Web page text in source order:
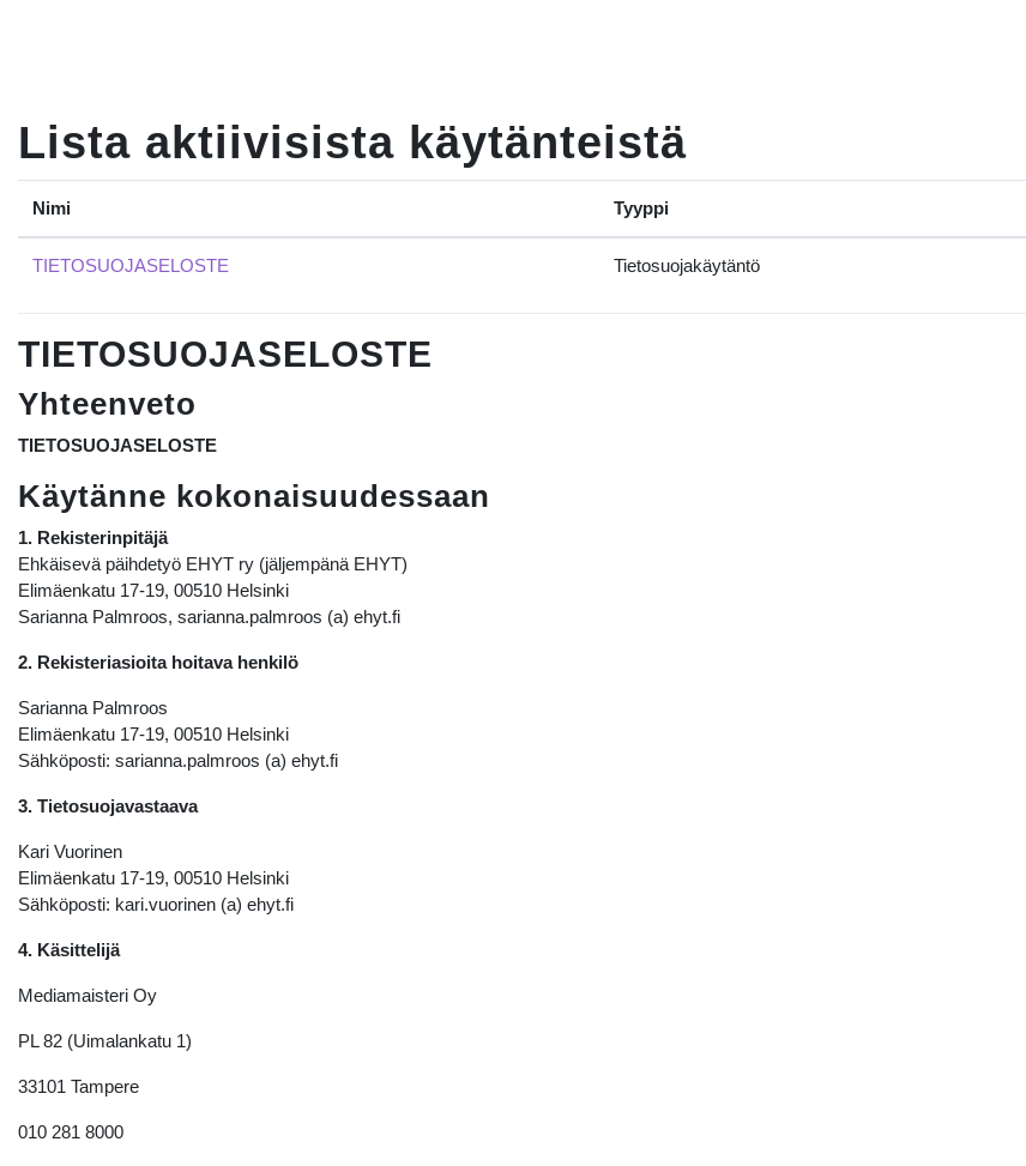
Lista aktiivisista käytänteistä
Nimi Tyyppi
TIETOSUOJASELOSTE Tietosuojakäytäntö
TIETOSUOJASELOSTE
Yhteenveto
TIETOSUOJASELOSTE
Käytänne kokonaisuudessaan
1. Rekisterinpitäjä
Ehkäisevä päihdetyö EHYT ry (jäljempänä EHYT)
Elimäenkatu 17-19, 00510 Helsinki
Sarianna Palmroos, sarianna.palmroos (a) ehyt.fi
2. Rekisteriasioita hoitava henkilö
Sarianna Palmroos
Elimäenkatu 17-19, 00510 Helsinki
Sähköposti: sarianna.palmroos (a) ehyt.fi
3. Tietosuojavastaava
Kari Vuorinen
Elimäenkatu 17-19, 00510 Helsinki
Sähköposti: kari.vuorinen (a) ehyt.fi
4. Käsittelijä
Mediamaisteri Oy
PL 82 (Uimalankatu 1)
33101 Tampere
010 281 8000